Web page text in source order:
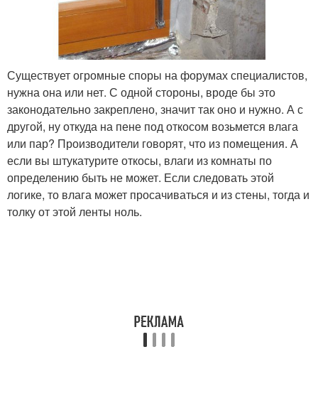
Существует огромные споры на форумах специалистов,
нужна она или нет. С одной стороны, вроде бы это
законодательно закреплено, значит так оно и нужно. А с
другой, ну откуда на пене под откосом возьмется влага
или пар? Производители говорят, что из помещения. А
если вы штукатурите откосы, влаги из комнаты по
определению быть не может. Если следовать этой
логике, то влага может просачиваться и из стены, тогда и
толку от этой ленты ноль.